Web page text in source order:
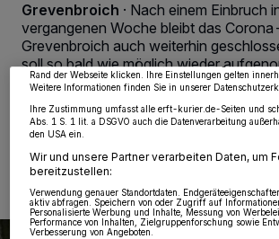
Grevenbroich · Nach einem Einbruch
vergangenen Woche bleibt das
Grevenbroich auch weiterhin
soll so bald wie möglich wieder
13.11.2020 , 09:34 Uhr
Partner verarbeiten Daten, um Ihnen Dienste
Zwecke. Wenn Tracker deaktiviert sind, sind manche
möglicherweise nicht mehr so relevant für Sie. Sie können
wieder aufrufen, um Ihre Einstellungen zu ändern oder
widerrufen, indem Sie auf den Link Einstellungen oder
Rand der Webseite klicken. Ihre Einstellungen gelten
Weitere Informationen finden Sie in unserer
Ihre Zustimmung umfasst alle erft-kurier.de-Seiten und
Abs. 1 S. 1 lit. a DSGVO auch die Datenverarbeitung
den USA ein.
Wir und unsere Partner verarbeiten Daten, um
bereitzustellen:
Verwendung genauer Standortdaten.
aktiv abfragen. Speichern von oder Zugriff auf
Personalisierte Werbung und Inhalte, Messung von
Performance von Inhalten, Zielgruppenforschung sowie
Verbesserung von Angeboten.